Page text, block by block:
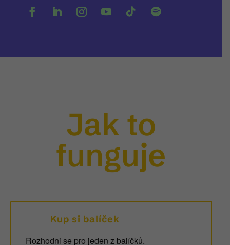
Jak to
funguje
Kup si balíček
Rozhodni se pro jeden z balíčků.